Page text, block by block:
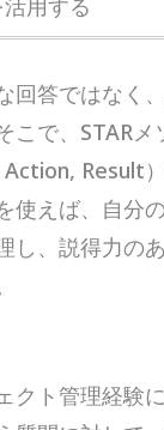
用する
回答ではなく
こで、STARメ
Action, Result
使えば、自分
し、説得力の
クト管理経験